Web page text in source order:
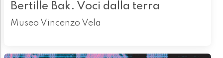
Bertille Bak. Voci dalla terra
Museo Vincenzo Vela